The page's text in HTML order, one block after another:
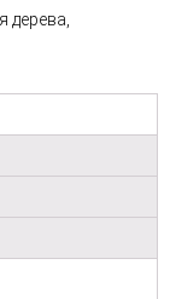
дерева,